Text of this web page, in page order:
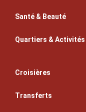
Santé & Beauté
Quartiers & Activités
Croisières
Transferts